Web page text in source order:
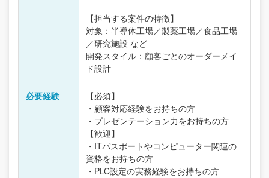
【担当する案件の特徴】
対象：半導体工場／製薬工場／食品工場
／研究施設 など
開発スタイル：顧客ごとのオーダーメイ
ド設計
必要経験
【必須】
・顧客対応経験をお持ちの方
・プレゼンテーション力をお持ちの方
【歓迎】
・ITパスポートやコンピューター関連の
資格をお持ちの方
・PLC設定の実務経験をお持ちの方